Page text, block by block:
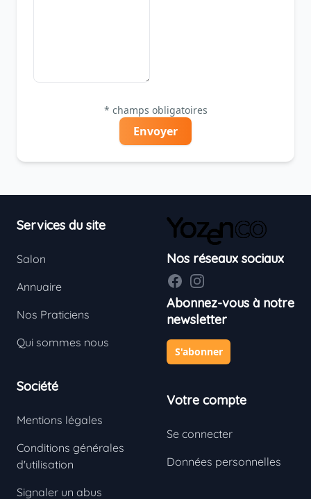
* champs obligatoires
Envoyer
Services du site
Salon
Annuaire
Nos Praticiens
Qui sommes nous
Société
Mentions légales
Conditions générales
d'utilisation
Signaler un abus
Nos réseaux sociaux
FacebookInstagram
Abonnez-vous à notre
newsletter
S'abonner
Votre compte
Se connecter
Données personnelles